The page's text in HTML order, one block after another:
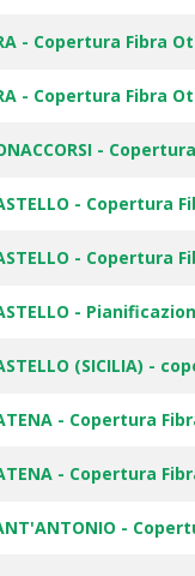
- Copertura Fibra
- Copertura Fibra
-
- Copertura
- Copertura
-
(SICILIA) -
- Copertura
- Copertura
-